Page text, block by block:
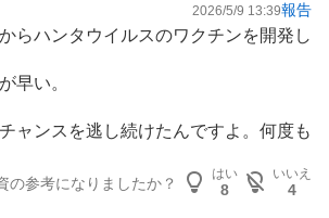
2026/5/9 13:39報告
らハンタウイルスのワクチンを開発し
早い。
ャンスを逃し続けたんですよ。何度も
の参考になりましたか？
はい
8
いいえ
4